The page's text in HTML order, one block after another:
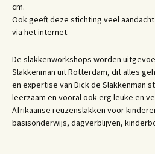
cm.
Ook geeft deze stichting veel
via het internet.
De slakkenworkshops worden
Slakkenman uit Rotterdam, dit alles
en expertise van Dick de Slakkenman
leerzaam en vooral ook erg leuke en
Afrikaanse reuzenslakken voor
basisonderwijs, dagverblijven,